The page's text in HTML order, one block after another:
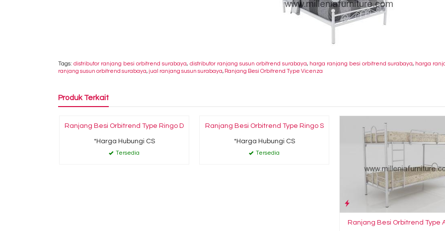
Tags:distributor ranjang besi orbitrend surabaya, distributor ranjang susun orbitrend surabaya, harga ranjang besi orbitrend surabaya, harga
ranjang susun orbitrend surabaya, jual ranjang susun surabaya, Ranjang Besi Orbitrend Type Vicenza
Produk Terkait
Ranjang Besi Orbitrend Type Ringo D
*Harga Hubungi CS
Tersedia
Ranjang Besi Orbitrend Type Ringo S
*Harga Hubungi CS
Tersedia
Ranjang Besi Orbitrend Type